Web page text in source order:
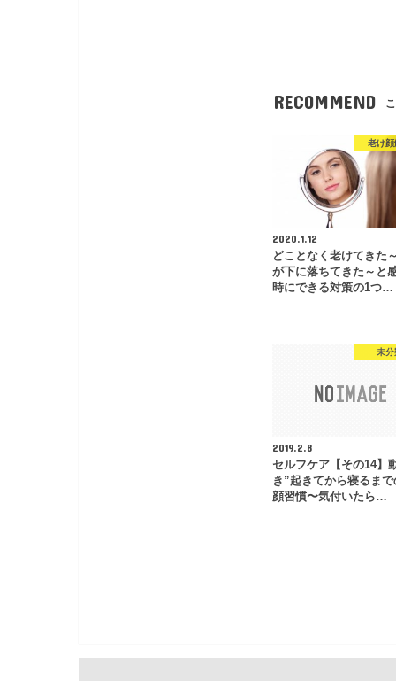
RECOMMEND
老け顔
2020.1.12
どことなく老けてきた
が下に落ちてきた～と
時にできる対策の1つ…
未分
2019.2.8
セルフケア【その14】
き”起きてから寝るまで
顔習慣〜気付いたら…